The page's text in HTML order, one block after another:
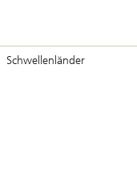
Schwellenländer